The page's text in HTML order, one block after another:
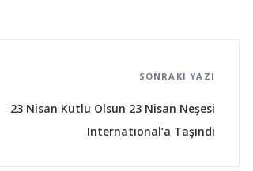
SONRAKI YAZI
23 Nisan Kutlu Olsun 23 Nisan Neşesi
Internatıonal’a Taşındı